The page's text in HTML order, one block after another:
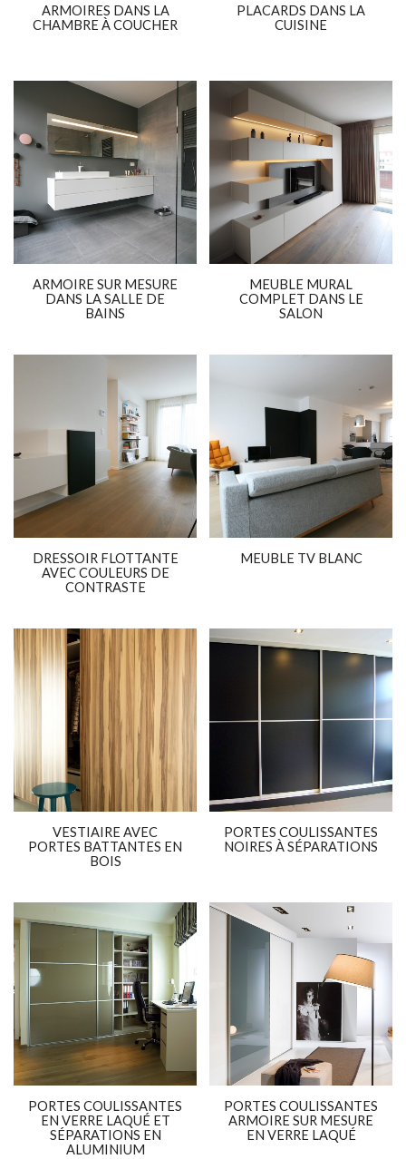
ARMOIRES DANS LA
CHAMBRE À COUCHER
PLACARDS DANS LA
CUISINE
ARMOIRE SUR MESURE
DANS LA SALLE DE
BAINS
MEUBLE MURAL
COMPLET DANS LE
SALON
DRESSOIR FLOTTANTE
AVEC COULEURS DE
CONTRASTE
MEUBLE TV BLANC
VESTIAIRE AVEC
PORTES BATTANTES EN
BOIS
PORTES COULISSANTES
NOIRES À SÉPARATIONS
PORTES COULISSANTES
EN VERRE LAQUÉ ET
SÉPARATIONS EN
ALUMINIUM
PORTES COULISSANTES
ARMOIRE SUR MESURE
EN VERRE LAQUÉ